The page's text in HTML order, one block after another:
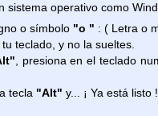
sistema operativo como
o símbolo "o " : ( Letra o
teclado, y no la sueltes.
, presiona en el teclado
tecla "Alt" y... ¡ Ya está listo